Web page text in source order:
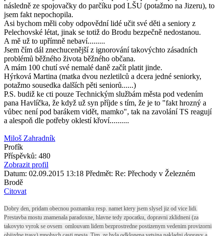
následně ze spojovačky do parčíku pod LŠU (potažmo na Jizeru), to
jsem fakt nepochopila.
Asi bychom měli coby odpovědní lidé učit své děti a seniory z
Pelechovské létat, jinak se totiž do Brodu bezpečně nedostanou.
A mě už to upřímně nebaví.........
Jsem čím dál znechucenější z ignorování takovýchto zásadních
problémů běžného života běžného občana.
A mám 100 chutí své nemalé daně začít platit jinde.
Hýrková Martina (matka dvou nezletilců a dcera jedné seniorky,
potažmo sousedka dalších pěti seniorů......)
P.S. budiž ke cti pouze Technickým službám města pod vedením
pana Havlíčka, že když už syn příjde s tím, že je to "fakt hrozný a
vůbec není pod barákem vidět, mamko", tak na zavolání TS reagují
a alespoň dle potřeby oklestí křoví..........
Miloš Zahradník
Profík
Příspěvků: 480
Zobrazit profil
Datum: 02.09.2015 13:18 Předmět: Re: Přechody v Železném
Brodě
Citovat
Dobry den, pridam obecnou poznamku resp. namet ktery jsem slysel jiz od vice lidi.
Prestavba mostu znamenala paradoxne, hlavne tedy zpocatku, dopravni zklidneni (za
takovyto vyrok se ovsem omlouvam lidem bezprostredne postizenym vedenim provizorni